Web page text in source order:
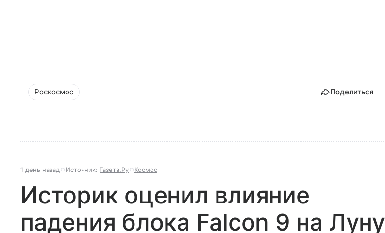
Роскосмос Поделиться
1 день назад Источник: Газета.Ру Космос
Историк оценил влияние
падения блока Falcon 9 на Луну